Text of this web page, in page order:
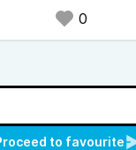
0
to favourite